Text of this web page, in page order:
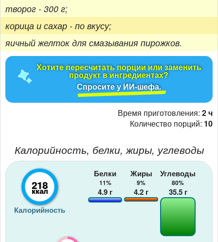
творог - 300 г;
корица и сахар - по вкусу;
яичный желток для смазывания пирожков.
Хотите пересчитать порции или заменить
продукт в ингредиентах?
Спросите у ИИ-шефа.
Время приготовления: 2 ч
Количество порций: 10
Калорийность, белки, жиры, углеводы
218
ккал
Калорийность
Белки
11%
4.9 г
Жиры
9%
4.2 г
Углеводы
80%
35.5г